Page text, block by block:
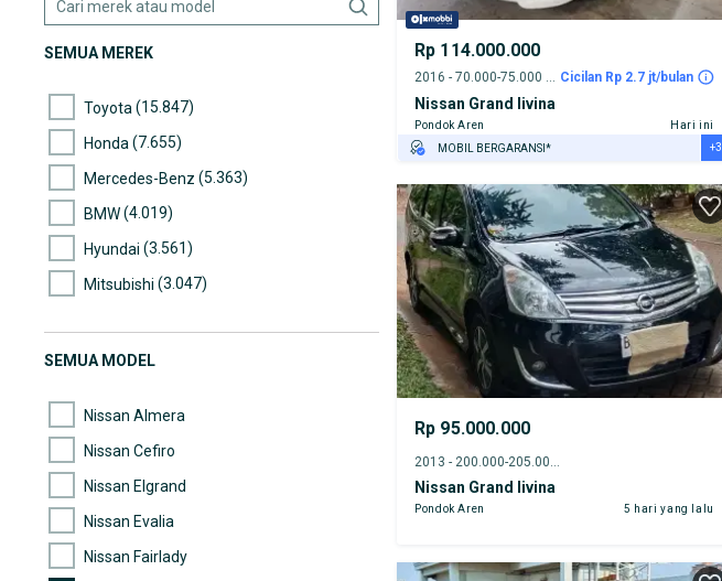
SEMUA MEREK
Toyota (15.847)
Honda (7.655)
Mercedes-Benz (5.363)
BMW(4.019)
Hyundai (3.561)
Mitsubishi (3.047)
Mazda(2.311)
SEMUA MODEL
Nissan Almera
Nissan Cefiro
Nissan Elgrand
Nissan Evalia
Nissan Fairlady
Rp 114.000.000
2016 - 70.000-75.000 km Cicilan Rp 2.7 jt/bulan
Nissan Grand livina
Pondok Aren
Hari ini
MOBIL BERGARANSI*
TEST DRIVE DARI RUMAH
GRATIS BIAYA JASA PERAWATAN*
+3
Rp 95.000.000
2013 - 200.000-205.000 km
Nissan Grand livina
Pondok Aren 5 hari yang lalu